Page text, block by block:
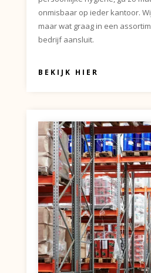
onmisbaar op ieder kantoor.
maar wat graag in een
bedrijf aansluit.
BEKIJK HIER